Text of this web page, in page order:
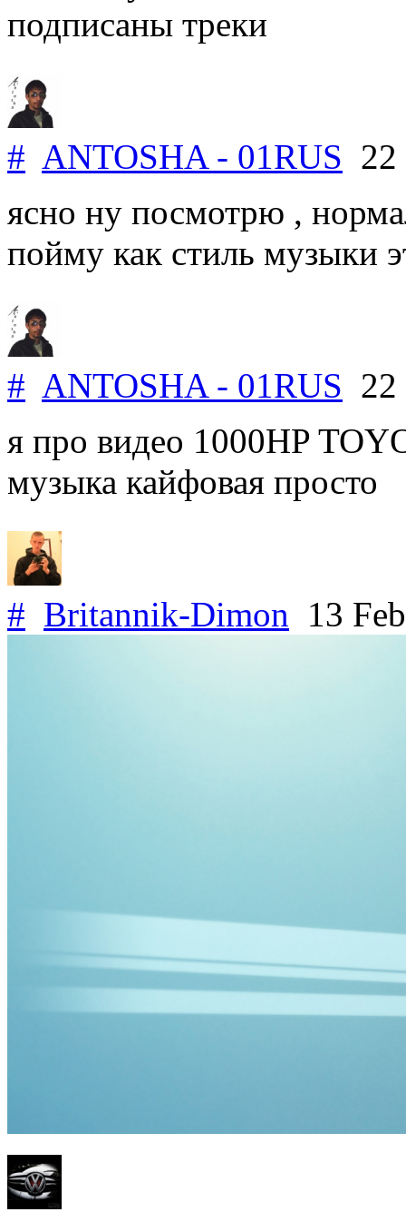
подписаны треки
# ANTOSHA - 01RUS
ясно ну посмотрю ,
пойму как стиль музыки
# ANTOSHA - 01RUS
я про видео 1000HP
музыка кайфовая просто
# Britannik-Dimon 13